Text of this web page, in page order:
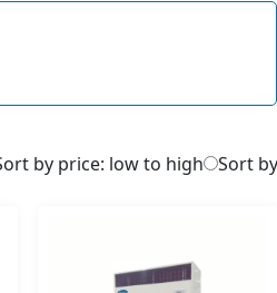
by price: low to high Sort